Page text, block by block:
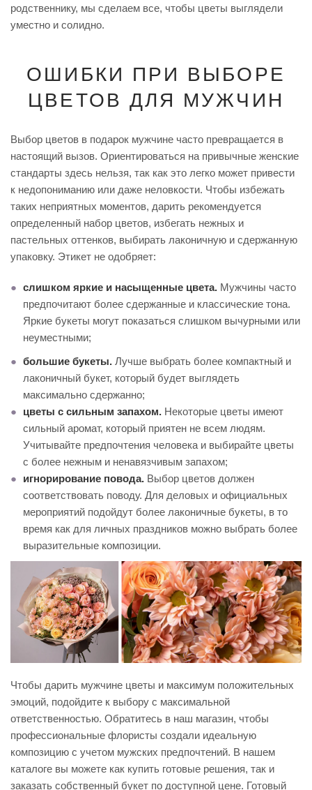
родственнику, мы сделаем все, чтобы цветы выглядели
уместно и солидно.
ОШИБКИ ПРИ ВЫБОРЕ
ЦВЕТОВ ДЛЯ МУЖЧИН
Выбор цветов в подарок мужчине часто превращается в
настоящий вызов. Ориентироваться на привычные женские
стандарты здесь нельзя, так как это легко может привести
к недопониманию или даже неловкости. Чтобы избежать
таких неприятных моментов, дарить рекомендуется
определенный набор цветов, избегать нежных и
пастельных оттенков, выбирать лаконичную и сдержанную
упаковку. Этикет не одобряет:
слишком яркие и насыщенные цвета. Мужчины часто
предпочитают более сдержанные и классические тона.
Яркие букеты могут показаться слишком вычурными или
неуместными;
большие букеты. Лучше выбрать более компактный и
лаконичный букет, который будет выглядеть
максимально сдержанно;
цветы с сильным запахом. Некоторые цветы имеют
сильный аромат, который приятен не всем людям.
Учитывайте предпочтения человека и выбирайте цветы
с более нежным и ненавязчивым запахом;
игнорирование повода. Выбор цветов должен
соответствовать поводу. Для деловых и официальных
мероприятий подойдут более лаконичные букеты, в то
время как для личных праздников можно выбрать более
выразительные композиции.
Чтобы дарить мужчине цветы и максимум положительных
эмоций, подойдите к выбору с максимальной
ответственностью. Обратитесь в наш магазин, чтобы
профессиональные флористы создали идеальную
композицию с учетом мужских предпочтений. В нашем
каталоге вы можете как купить готовые решения, так и
заказать собственный букет по доступной цене. Готовый